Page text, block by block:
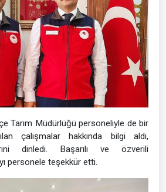
Tarım Müdürlüğü personeliyle de bir
çalışmalar hakkında bilgi aldı,
dinledi. Başarılı ve özverili
personele teşekkür etti.